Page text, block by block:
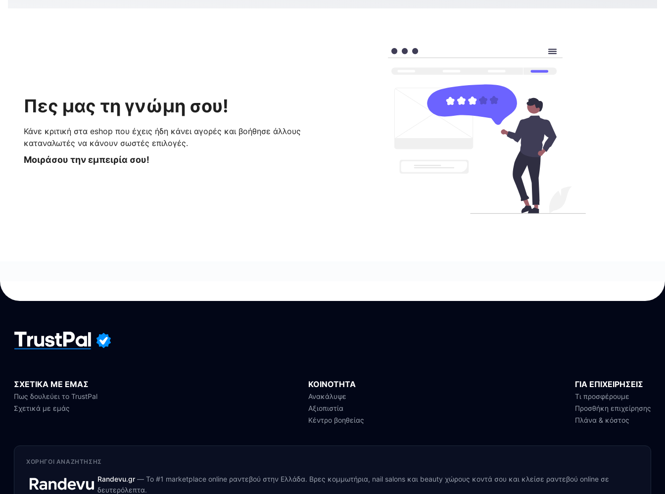
Πες μας τη γνώμη σου!
Κάνε κριτική στα eshop που έχεις ήδη κάνει αγορές και βοήθησε άλλους
καταναλωτές να κάνουν σωστές επιλογές.
Μοιράσου την εμπειρία σου!
ΣΧΕΤΙΚΑ ΜΕ ΕΜΑΣ
Πως δουλεύει το TrustPal
Σχετικά με εμάς
ΚΟΙΝΟΤΗΤΑ
Ανακάλυψε
Αξιοπιστία
Κέντρο βοηθείας
ΓΙΑ ΕΠΙΧΕΙΡΗΣΕΙΣ
Τι προσφέρουμε
Προσθήκη επιχείρησης
Πλάνα & κόστος
ΧΟΡΗΓΟΊ ΑΝΑΖΉΤΗΣΗΣ
Randevu.gr — Το #1 marketplace online ραντεβού στην Ελλάδα. Βρες κομμωτήρια, nail salons και beauty χώρους κοντά σου και κλείσε ραντεβού online σε
δευτερόλεπτα.